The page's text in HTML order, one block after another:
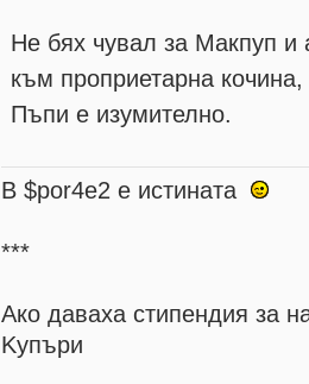
Не бях чувал за Макпуп и
към проприетарна
Пъпи е изумително.
В $por4e2 e истината
***
Aко даваха стипендия за
Kупъри